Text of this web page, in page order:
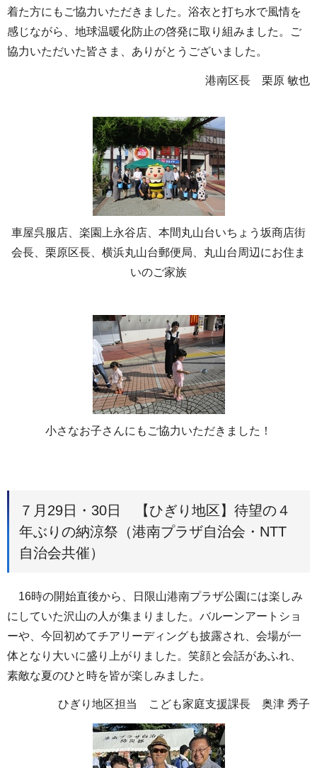
着た方にもご協力いただきました。浴衣と打ち水で風情を
感じながら、地球温暖化防止の啓発に取り組みました。ご
協力いただいた皆さま、ありがとうございました。
港南区長 栗原 敏也
車屋呉服店、楽園上永谷店、本間丸山台いちょう坂商店街
会長、栗原区長、横浜丸山台郵便局、丸山台周辺にお住ま
いのご家族
小さなお子さんにもご協力いただきました！
７月29日・30日 【ひぎり地区】待望の４
年ぶりの納涼祭（港南プラザ自治会・NTT
自治会共催）
16時の開始直後から、日限山港南プラザ公園には楽しみ
にしていた沢山の人が集まりました。バルーンアートショ
ーや、今回初めてチアリーディングも披露され、会場が一
体となり大いに盛り上がりました。笑顔と会話があふれ、
素敵な夏のひと時を皆が楽しみました。
ひぎり地区担当 こども家庭支援課長 奥津 秀子